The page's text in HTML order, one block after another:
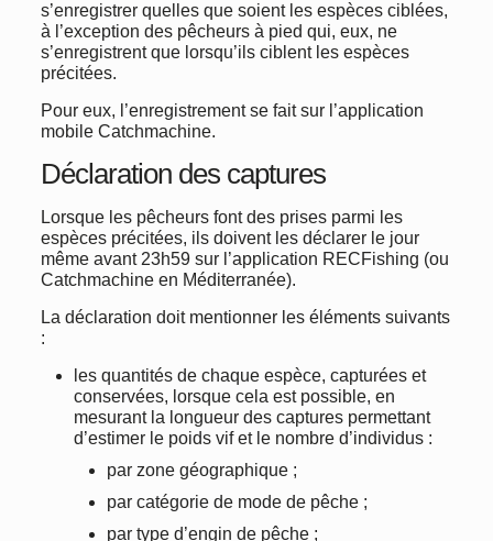
s’enregistrer quelles que soient les espèces ciblées,
à l’exception des pêcheurs à pied qui, eux, ne
s’enregistrent que lorsqu’ils ciblent les espèces
précitées.
Pour eux, l’enregistrement se fait sur l’application
mobile Catchmachine.
Déclaration des captures
Lorsque les pêcheurs font des prises parmi les
espèces précitées, ils doivent les déclarer le jour
même avant 23h59 sur l’application RECFishing (ou
Catchmachine en Méditerranée).
La déclaration doit mentionner les éléments suivants
:
les quantités de chaque espèce, capturées et
conservées, lorsque cela est possible, en
mesurant la longueur des captures permettant
d’estimer le poids vif et le nombre d’individus :
par zone géographique ;
par catégorie de mode de pêche ;
par type d’engin de pêche ;